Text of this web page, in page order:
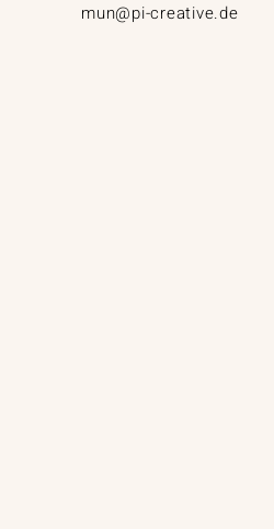
mun@pi-creative.de